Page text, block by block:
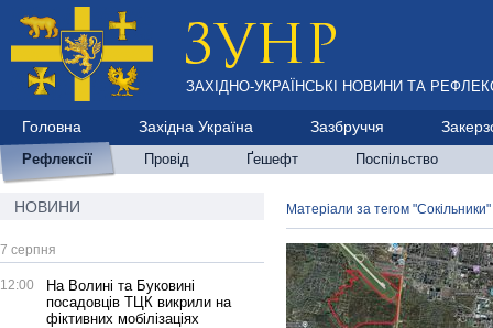
ЗАХІДНО-УКРАЇНСЬКІ НОВИНИ ТА
Головна Західна Україна Зазбруччя
Рефлексії Провід Ґешефт Поспільство
НОВИНИ
7 серпня
12:00
На Волині та Буковині
посадовців ТЦК викрили на
фіктивних мобілізаціях
Матеріали за тегом "Сокільники"